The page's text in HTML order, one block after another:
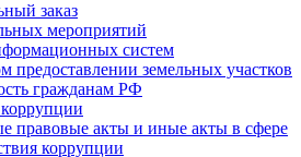
заказ
мероприятий
систем
предоставлении земельных участков
гражданам РФ
правовые акты и иные акты в сфере
коррупции